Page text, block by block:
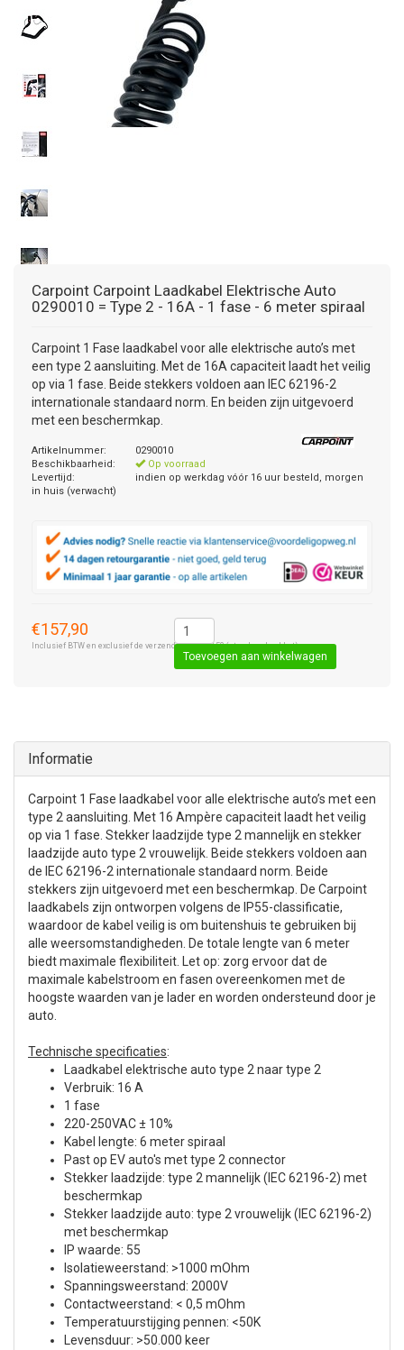
TOYOTA
VOLKSWAGEN (TOT VW PASSAT)
VOLKSWAGEN (VANAF VW PASSAT)
INFORMATIE DAKDRAGER SYSTEMEN
15 INCH
16 INCH
INFORMATIE OVER LAADKABELS
ACCULADER
JUMPSTARTER
STARTKABELS
PECH ONDERWEG
AUTOSTOELTJE
DAKKOFFER
INFORMATIE OVER DAKKOFFERS
SNEEUWKETTINGEN
SNEEUWKETTINGEN VOOR SUV, MPV, 4X4, CAMPER EN
BESTELWAGEN
REGELGEVING M.B.T. VERLICHTING
ADVIES BIJ DEFECTE VERLICHTING
CARAVANHOES
INFORMATIE OVER CARAVANHOEZEN
AANHANGWAGEN
MOTOR
Carpoint Carpoint Laadkabel Elektrische Auto
0290010 = Type 2 - 16A - 1 fase - 6 meter spiraal
Carpoint 1 Fase laadkabel voor alle elektrische auto’s met
een type 2 aansluiting. Met de 16A capaciteit laadt het veilig
op via 1 fase. Beide stekkers voldoen aan IEC 62196-2
internationale standaard norm. En beiden zijn uitgevoerd
met een beschermkap.
Artikelnummer:
0290010
Beschikbaarheid:
Op voorraad
Levertijd:
indien op werkdag vóór 16 uur besteld, morgen
in huis (verwacht)
€157,90
Inclusief BTW en exclusief de verzendkosten € 8,50 (standaard pakket).
Toevoegen aan winkelwagen
Informatie
Carpoint 1 Fase laadkabel voor alle elektrische auto’s met een
type 2 aansluiting. Met 16 Ampère capaciteit laadt het veilig
op via 1 fase. Stekker laadzijde type 2 mannelijk en stekker
laadzijde auto type 2 vrouwelijk. Beide stekkers voldoen aan
de IEC 62196-2 internationale standaard norm. Beide
stekkers zijn uitgevoerd met een beschermkap. De Carpoint
laadkabels zijn ontworpen volgens de IP55-classificatie,
waardoor de kabel veilig is om buitenshuis te gebruiken bij
alle weersomstandigheden. De totale lengte van 6 meter
biedt maximale flexibiliteit. Let op: zorg ervoor dat de
maximale kabelstroom en fasen overeenkomen met de
hoogste waarden van je lader en worden ondersteund door je
auto.
Technische specificaties:
Laadkabel elektrische auto type 2 naar type 2
Verbruik: 16 A
1 fase
220-250VAC ± 10%
Kabel lengte: 6 meter spiraal
Past op EV auto's met type 2 connector
Stekker laadzijde: type 2 mannelijk (IEC 62196-2) met
beschermkap
Stekker laadzijde auto: type 2 vrouwelijk (IEC 62196-2)
met beschermkap
IP waarde: 55
Isolatieweerstand: >1000 mOhm
Spanningsweerstand: 2000V
Contactweerstand: < 0,5 mOhm
Temperatuurstijging pennen: <50K
Levensduur: >50.000 keer